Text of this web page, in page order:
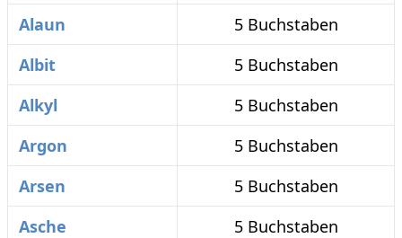
Alaun
5 Buchstaben
Albit
5 Buchstaben
Alkyl
5 Buchstaben
Argon
5 Buchstaben
Arsen
5 Buchstaben
Asche
5 Buchstaben